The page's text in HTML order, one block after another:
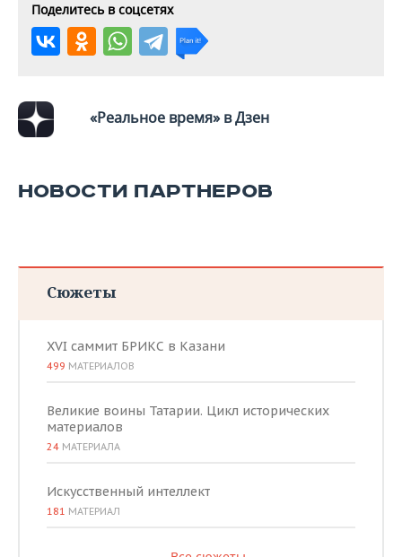
ФИГУРНОЕ КАТАНИЕ
ХОККЕЙ С МЯЧОМ
МЕДИЦИНА
ПРОИСШЕСТВИЯ
Поделитесь в соцсетях
«Реальное время» в Дзен
НОВОСТИ ПАРТНЕРОВ
Сюжеты
XVI саммит БРИКС в Казани
499 МАТЕРИАЛОВ
Великие воины Татарии. Цикл исторических
материалов
24 МАТЕРИАЛА
Искусственный интеллект
181 МАТЕРИАЛ